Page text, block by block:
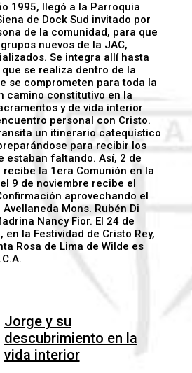
1995, llegó a la Parroquia
de Dock Sud invitado por
de la comunidad, para que
nuevos de la JAC,
Se integra allí hasta
se realiza dentro de la
se comprometen para toda la
camino constitutivo en la
y de vida interior
personal con Cristo.
un itinerario catequístico
para recibir los
estaban faltando. Así, 2 de
la 1era Comunión en la
9 de noviembre recibe el
aprovechando el
Mons. Rubén Di
Nancy Fior. El 24 de
en la Festividad de Cristo Rey,
Rosa de Lima de Wilde es
Jorge y su
descubrimiento en la
vida interior